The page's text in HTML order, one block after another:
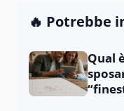
🔥 Potrebbe
Qual